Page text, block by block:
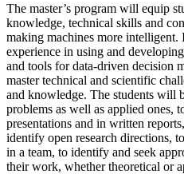
The master’s program will equip
knowledge, technical skills and
making machines more
experience in using and
and tools for data-driven decision
master technical and scientific
and knowledge. The students will
problems as well as applied ones,
presentations and in written
identify open research directions,
in a team, to identify and seek
their work, whether theoretical or